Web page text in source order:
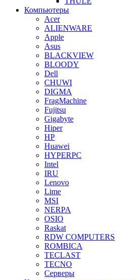
Компьютеры
Acer
ALIENWARE
Apple
Asus
BLACKVIEW
BLOODY
Dell
CHUWI
DIGMA
FragMachine
Fujitsu
Gigabyte
Hiper
HP
Huawei
HYPERPC
Intel
IRU
Lenovo
Lime
MSI
NERPA
OSIO
Raskat
RDW COMPUTERS
ROMBICA
TECLAST
TECNO
Серверы